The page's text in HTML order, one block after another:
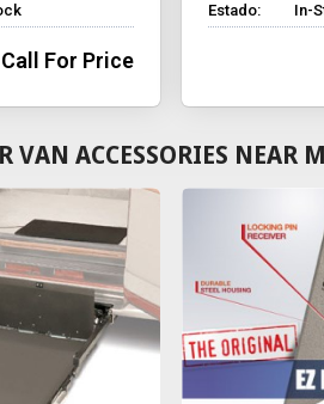
Call For Price
Estado:
In-
VAN ACCESSORIES NEAR